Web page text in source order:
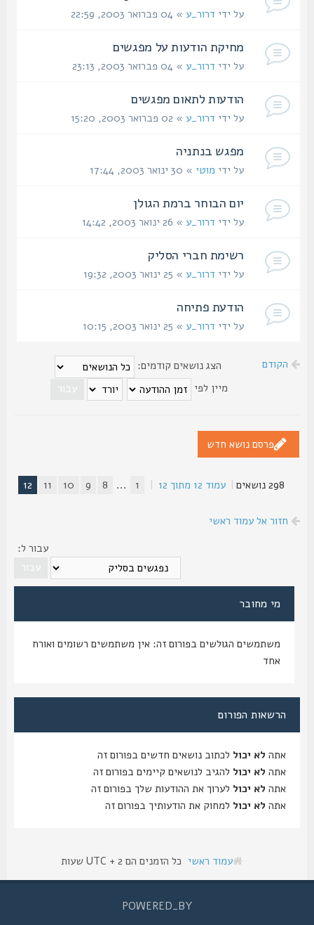
על ידידרור_ע» 04 פברואר 2003, 22:59
מחיקת הודעות על מפגשים
על ידידרור_ע» 04 פברואר 2003, 23:13
הודעות לתאום מפגשים
על ידידרור_ע» 02 פברואר 2003, 15:20
מפגש בנתניה
על ידימוטי » 30 ינואר 2003, 17:44
יום הבוחר ברמת הגולן
על ידידרור_ע» 26 ינואר 2003, 14:42
רשימת חברי הסליק
על ידידרור_ע» 25 ינואר 2003, 19:32
הודעת פתיחה
על ידידרור_ע» 25 ינואר 2003, 10:15
הקודם
הצג נושאים קודמים:
מיין לפי
פרסם נושא חדש
| עמוד12מתוך12
|
1
...
8
9
10
11
12
חזור אל עמוד ראשי
עבור ל:
מי מחובר
משתמשים הגולשים בפורום זה: אין משתמשים רשומים ואורח
הרשאות הפורום
לא יכול לכתוב נושאים חדשים בפורום זה
לא יכול להגיב לנושאים קיימים בפורום זה
לא יכול לערוך את ההודעות שלך בפורום זה
לא יכול למחוק את הודעותיך בפורום זה
עמוד ראשי כל הזמנים הם UTC + 2 שעות
POWERED_BY